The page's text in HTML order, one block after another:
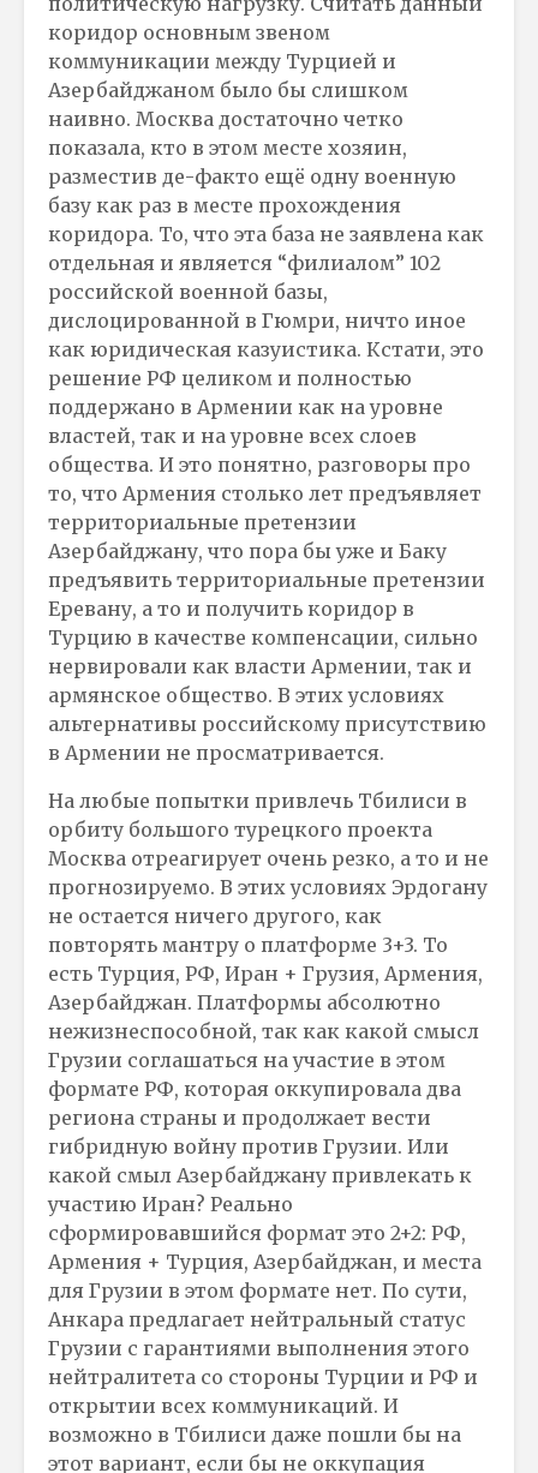
коридор основным звеном
коммуникации между Турцией и
Азербайджаном было бы слишком
наивно. Москва достаточно четко
показала, кто в этом месте хозяин,
разместив де-факто ещё одну военную
базу как раз в месте прохождения
коридора. То, что эта база не заявлена как
отдельная и является “филиалом” 102
российской военной базы,
дислоцированной в Гюмри, ничто иное
как юридическая казуистика. Кстати, это
решение РФ целиком и полностью
поддержано в Армении как на уровне
властей, так и на уровне всех слоев
общества. И это понятно, разговоры про
то, что Армения столько лет предъявляет
территориальные претензии
Азербайджану, что пора бы уже и Баку
предъявить территориальные претензии
Еревану, а то и получить коридор в
Турцию в качестве компенсации, сильно
нервировали как власти Армении, так и
армянское общество. В этих условиях
альтернативы российскому присутствию
в Армении не просматривается.
На любые попытки привлечь Тбилиси в
орбиту большого турецкого проекта
Москва отреагирует очень резко, а то и не
прогнозируемо. В этих условиях Эрдогану
не остается ничего другого, как
повторять мантру о платформе 3+3. То
есть Турция, РФ, Иран + Грузия, Армения,
Азербайджан. Платформы абсолютно
нежизнеспособной, так как какой смысл
Грузии соглашаться на участие в этом
формате РФ, которая оккупировала два
региона страны и продолжает вести
гибридную войну против Грузии. Или
какой смыл Азербайджану привлекать к
участию Иран? Реально
сформировавшийся формат это 2+2: РФ,
Армения + Турция, Азербайджан, и места
для Грузии в этом формате нет. По сути,
Анкара предлагает нейтральный статус
Грузии с гарантиями выполнения этого
нейтралитета со стороны Турции и РФ и
открытии всех коммуникаций. И
возможно в Тбилиси даже пошли бы на
этот вариант, если бы не оккупация